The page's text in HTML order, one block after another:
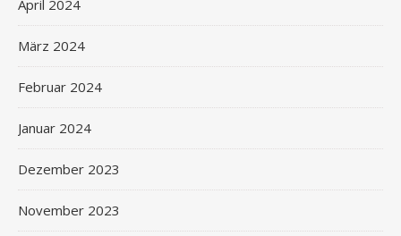
April 2024
März 2024
Februar 2024
Januar 2024
Dezember 2023
November 2023